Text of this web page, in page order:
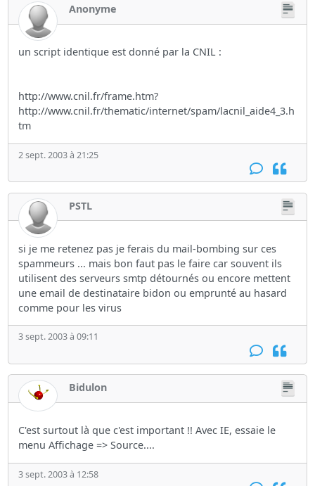
Anonyme
un script identique est donné par la CNIL :
http://www.cnil.fr/frame.htm?
http://www.cnil.fr/thematic/internet/spam/lacnil_aide4_3.h
tm
2 sept. 2003 à 21:25
PSTL
si je me retenez pas je ferais du mail-bombing sur ces
spammeurs ... mais bon faut pas le faire car souvent ils
utilisent des serveurs smtp détournés ou encore mettent
une email de destinataire bidon ou emprunté au hasard
comme pour les virus
3 sept. 2003 à 09:11
Bidulon
C'est surtout là que c'est important !! Avec IE, essaie le
menu Affichage => Source....
3 sept. 2003 à 12:58